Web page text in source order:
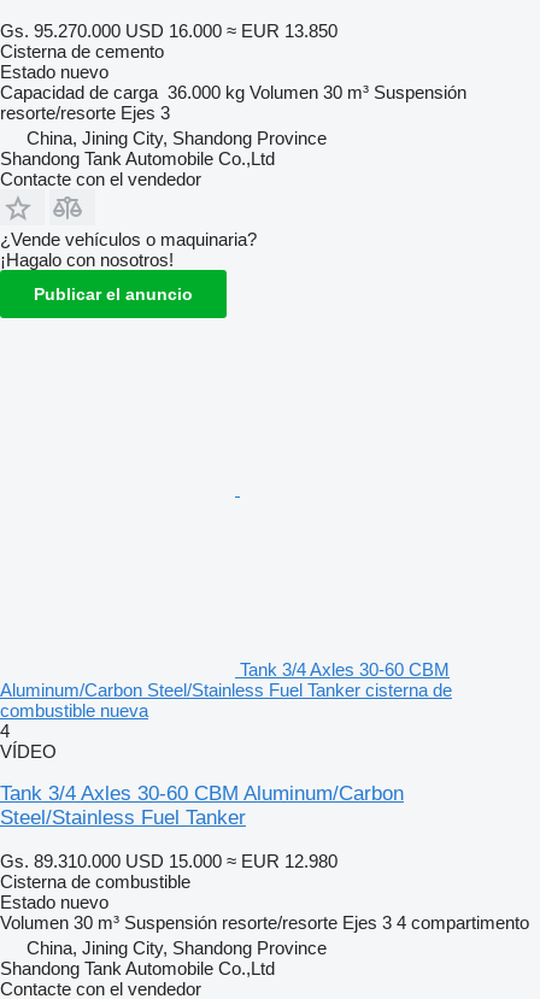
Gs. 95.270.000 USD 16.000 ≈ EUR 13.850
Cisterna de cemento
Estado nuevo
Capacidad de carga 36.000 kg Volumen 30 m³ Suspensión
resorte/resorte Ejes 3
China, Jining City, Shandong Province
Shandong Tank Automobile Co.,Ltd
Contacte con el vendedor
¿Vende vehículos o maquinaria?
¡Hagalo con nosotros!
Publicar el anuncio
Tank 3/4 Axles 30-60 CBM
Aluminum/Carbon Steel/Stainless Fuel Tanker cisterna de
combustible nueva
4
VÍDEO
Tank 3/4 Axles 30-60 CBM Aluminum/Carbon
Steel/Stainless Fuel Tanker
Gs. 89.310.000 USD 15.000 ≈ EUR 12.980
Cisterna de combustible
Estado nuevo
Volumen 30 m³ Suspensión resorte/resorte Ejes 3 4 compartimento
China, Jining City, Shandong Province
Shandong Tank Automobile Co.,Ltd
Contacte con el vendedor